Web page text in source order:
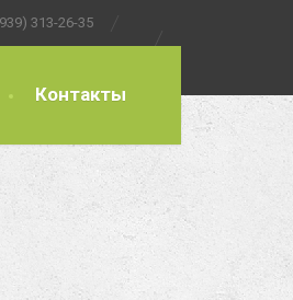
313-26-35
Контакты